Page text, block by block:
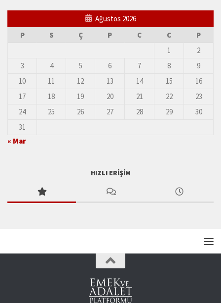
Ağustos 2026
P
S Ç P C C
P
1
2
3
4 5 6 7 8
9
10
11 12 13 14 15
16
17
18 19 20 21 22
23
24
25 26 27 28 29
30
31
« Mar
HIZLI ERIŞIM